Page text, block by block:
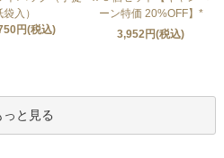
入）
円(税込)
ーン特価 20%OFF】*
3,952円(税込)
っと見る